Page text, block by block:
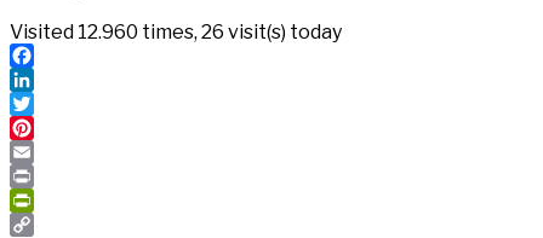
Visited 12.960 times, 26 visit(s) today
Facebook
LinkedIn
Twitter
Pinterest
Email
Print
PrintFriendly